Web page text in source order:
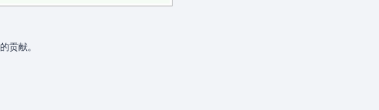
的贡献。